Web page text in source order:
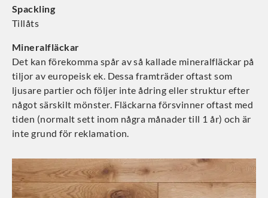
Spackling
Tillåts
Mineralfläckar
Det kan förekomma spår av så kallade mineralfläckar på
tiljor av europeisk ek. Dessa framträder oftast som
ljusare partier och följer inte ådring eller struktur efter
något särskilt mönster. Fläckarna försvinner oftast med
tiden (normalt sett inom några månader till 1 år) och är
inte grund för reklamation.